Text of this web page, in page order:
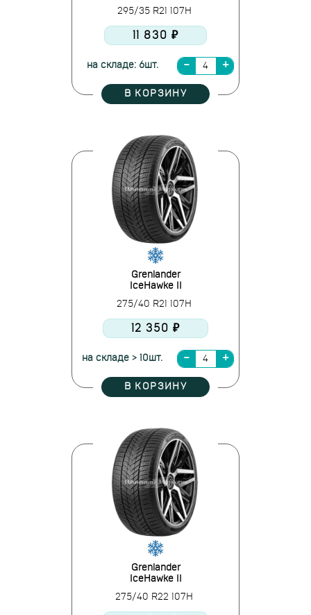
295/35 R21 107H
11 830 ₽
на складе: 6шт.
В КОРЗИНУ
Grenlander
IceHawke II
275/40 R21 107H
12 350 ₽
на складе > 10шт.
В КОРЗИНУ
Grenlander
IceHawke II
275/40 R22 107H